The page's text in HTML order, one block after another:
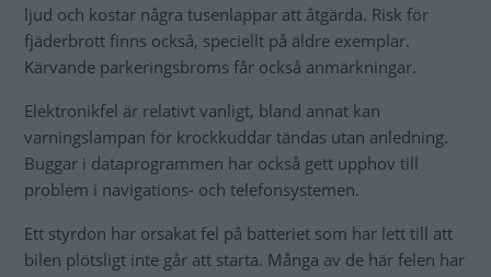
ljud och kostar några tusenlappar att åtgärda. Risk för
fjäderbrott finns också, speciellt på äldre exemplar.
Kärvande parkeringsbroms får också anmärkningar.
Elektronikfel är relativt vanligt, bland annat kan
varningslampan för krockkuddar tändas utan anledning.
Buggar i dataprogrammen har också gett upphov till
problem i navigations- och telefonsystemen.
Ett styrdon har orsakat fel på batteriet som har lett till att
bilen plötsligt inte går att starta. Många av de här felen har